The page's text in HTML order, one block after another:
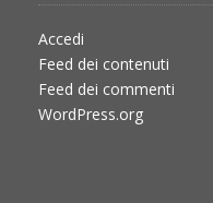
Accedi
Feed dei contenuti
Feed dei commenti
WordPress.org